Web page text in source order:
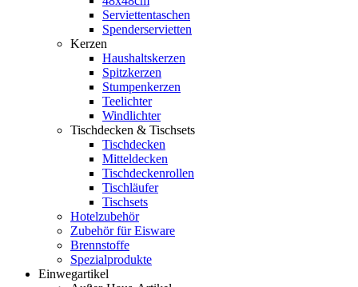
Serviettentaschen
Spenderservietten
Kerzen
Haushaltskerzen
Spitzkerzen
Stumpenkerzen
Teelichter
Windlichter
Tischdecken & Tischsets
Tischdecken
Mitteldecken
Tischdeckenrollen
Tischläufer
Tischsets
Hotelzubehör
Zubehör für Eisware
Brennstoffe
Spezialprodukte
Einwegartikel